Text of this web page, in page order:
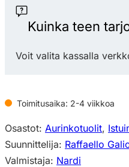
määrä
Kuinka teen
Voit valita kassalla
Toimitusaika: 2-4 viikkoa
Osastot: Aurinkotuolit,
Suunnittelija: Raffaello
Valmistaja: Nardi